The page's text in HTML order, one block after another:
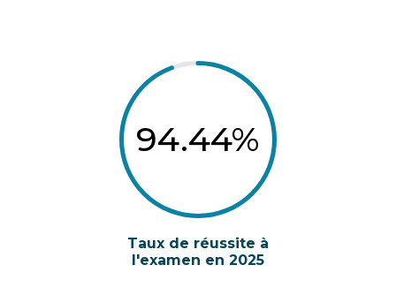
94.44%
Taux de réussite à
l'examen en 2025